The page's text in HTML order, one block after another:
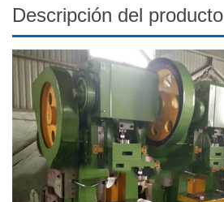
Descripción del producto